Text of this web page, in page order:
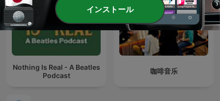
Nothing Is Real - A Beatles
Podcast
咖啡音乐
インストール